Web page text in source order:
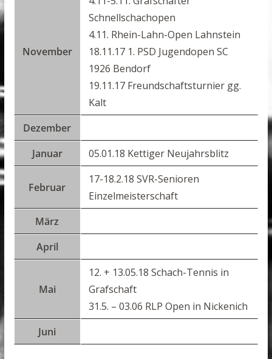
November
Schnellschachopen
4.11. Rhein-Lahn-Open Lahnstein
18.11.17 1. PSD Jugendopen SC
1926 Bendorf
19.11.17 Freundschaftsturnier gg.
Kalt
Dezember
Januar
05.01.18 Kettiger Neujahrsblitz
Februar
17-18.2.18 SVR-Senioren
Einzelmeisterschaft
März
April
Mai
12. + 13.05.18 Schach-Tennis in
Grafschaft
31.5. – 03.06 RLP Open in Nickenich
Juni